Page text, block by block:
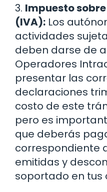
3. Impuesto
(IVA): Los
actividades
deben darse de
Operadores
presentar las
declaraciones
costo de este
pero es
que deberás
correspondiente
emitidas y
soportado en tus